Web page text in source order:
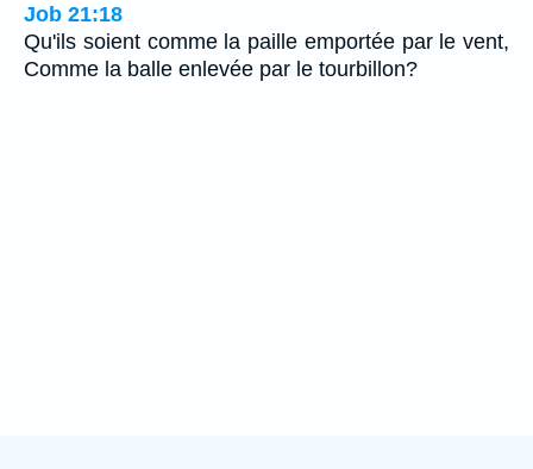
Job 21:18
Qu'ils soient comme la paille emportée par le vent,
Comme la balle enlevée par le tourbillon?